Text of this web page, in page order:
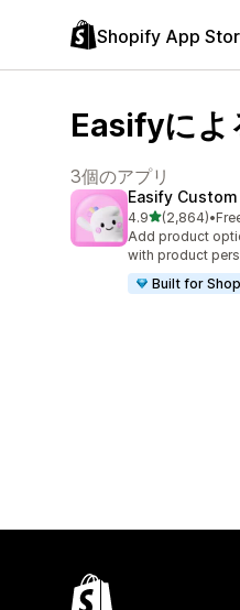
Shopify App
Easifyによ
3個のアプリ
Easify
4.95つ星中
(2,864)
合計レビュー数
•
Add product
with product
Built for